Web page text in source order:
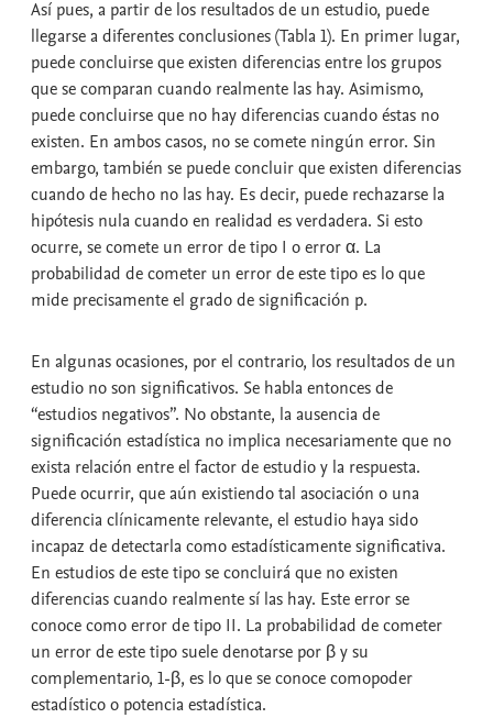
Así pues, a partir de los resultados de un estudio, puede
llegarse a diferentes conclusiones (Tabla 1). En primer lugar,
puede concluirse que existen diferencias entre los grupos
que se comparan cuando realmente las hay. Asimismo,
puede concluirse que no hay diferencias cuando éstas no
existen. En ambos casos, no se comete ningún error. Sin
embargo, también se puede concluir que existen diferencias
cuando de hecho no las hay. Es decir, puede rechazarse la
hipótesis nula cuando en realidad es verdadera. Si esto
ocurre, se comete un error de tipo I o error α. La
probabilidad de cometer un error de este tipo es lo que
mide precisamente el grado de significación p.
En algunas ocasiones, por el contrario, los resultados de un
estudio no son significativos. Se habla entonces de
“estudios negativos”. No obstante, la ausencia de
significación estadística no implica necesariamente que no
exista relación entre el factor de estudio y la respuesta.
Puede ocurrir, que aún existiendo tal asociación o una
diferencia clínicamente relevante, el estudio haya sido
incapaz de detectarla como estadísticamente significativa.
En estudios de este tipo se concluirá que no existen
diferencias cuando realmente sí las hay. Este error se
conoce comoerror de tipo II. La probabilidad de cometer
un error de este tipo suele denotarse por β y su
complementario, 1-β, es lo que se conoce comopoder
estadísticoo potencia estadística.